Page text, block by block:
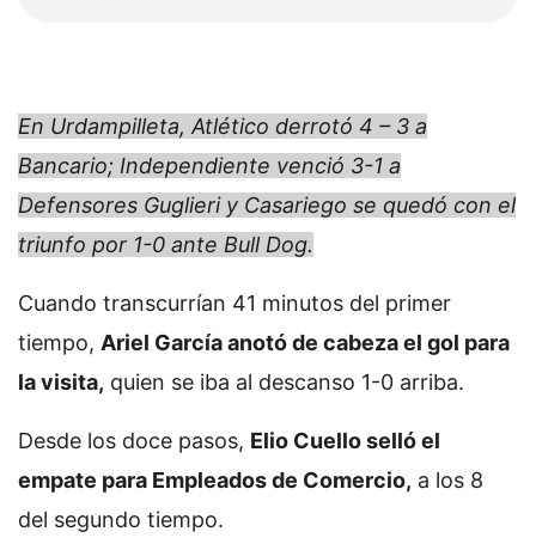
En Urdampilleta, Atlético derrotó 4 – 3 a
Bancario; Independiente venció 3-1 a
Defensores Guglieri y Casariego se quedó con el
triunfo por 1-0 ante Bull Dog.
Cuando transcurrían 41 minutos del primer
tiempo, Ariel García anotó de cabeza el gol para
la visita, quien se iba al descanso 1-0 arriba.
Desde los doce pasos, Elio Cuello selló el
empate para Empleados de Comercio, a los 8
del segundo tiempo.